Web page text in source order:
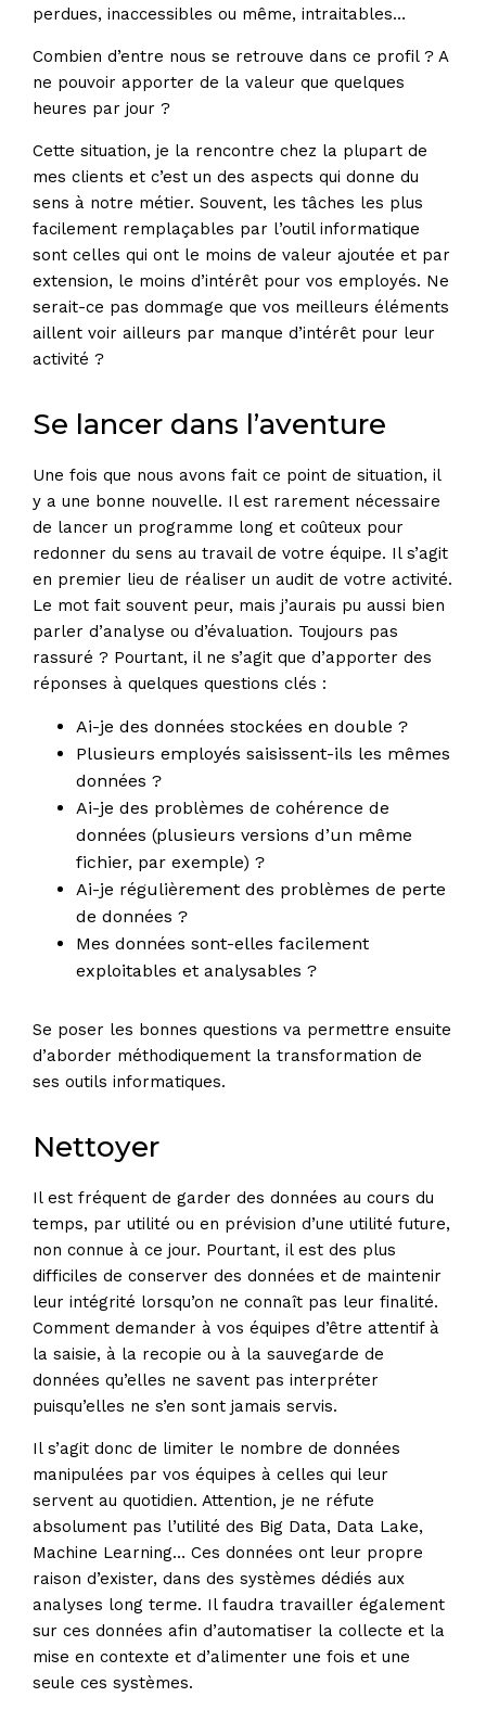
perdues, inaccessibles ou même, intraitables…
Combien d’entre nous se retrouve dans ce profil ? A
ne pouvoir apporter de la valeur que quelques
heures par jour ?
Cette situation, je la rencontre chez la plupart de
mes clients et c’est un des aspects qui donne du
sens à notre métier. Souvent, les tâches les plus
facilement remplaçables par l’outil informatique
sont celles qui ont le moins de valeur ajoutée et par
extension, le moins d’intérêt pour vos employés. Ne
serait-ce pas dommage que vos meilleurs éléments
aillent voir ailleurs par manque d’intérêt pour leur
activité ?
Se lancer dans l’aventure
Une fois que nous avons fait ce point de situation, il
y a une bonne nouvelle. Il est rarement nécessaire
de lancer un programme long et coûteux pour
redonner du sens au travail de votre équipe. Il s’agit
en premier lieu de réaliser un audit de votre activité.
Le mot fait souvent peur, mais j’aurais pu aussi bien
parler d’analyse ou d’évaluation. Toujours pas
rassuré ? Pourtant, il ne s’agit que d’apporter des
réponses à quelques questions clés :
Ai-je des données stockées en double ?
Plusieurs employés saisissent-ils les mêmes
données ?
Ai-je des problèmes de cohérence de
données (plusieurs versions d’un même
fichier, par exemple) ?
Ai-je régulièrement des problèmes de perte
de données ?
Mes données sont-elles facilement
exploitables et analysables ?
Se poser les bonnes questions va permettre ensuite
d’aborder méthodiquement la transformation de
ses outils informatiques.
Nettoyer
Il est fréquent de garder des données au cours du
temps, par utilité ou en prévision d’une utilité future,
non connue à ce jour. Pourtant, il est des plus
difficiles de conserver des données et de maintenir
leur intégrité lorsqu’on ne connaît pas leur finalité.
Comment demander à vos équipes d’être attentif à
la saisie, à la recopie ou à la sauvegarde de
données qu’elles ne savent pas interpréter
puisqu’elles ne s’en sont jamais servis.
Il s’agit donc de limiter le nombre de données
manipulées par vos équipes à celles qui leur
servent au quotidien. Attention, je ne réfute
absolument pas l’utilité des Big Data, Data Lake,
Machine Learning… Ces données ont leur propre
raison d’exister, dans des systèmes dédiés aux
analyses long terme. Il faudra travailler également
sur ces données afin d’automatiser la collecte et la
mise en contexte et d’alimenter une fois et une
seule ces systèmes.